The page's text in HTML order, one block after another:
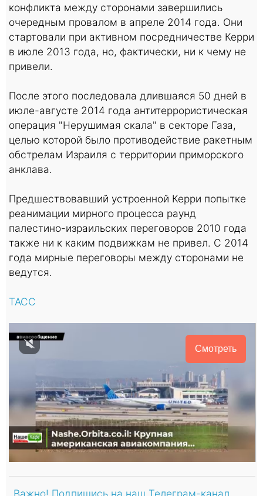
конфликта между сторонами завершились
очередным провалом в апреле 2014 года. Они
стартовали при активном посредничестве Керри
в июле 2013 года, но, фактически, ни к чему не
привели.
После этого последовала длившаяся 50 дней в
июле-августе 2014 года антитеррористическая
операция "Нерушимая скала" в секторе Газа,
целью которой было противодействие ракетным
обстрелам Израиля с территории приморского
анклава.
Предшествовавший устроенной Керри попытке
реанимации мирного процесса раунд
палестино-израильских переговоров 2010 года
также ни к каким подвижкам не привел. С 2014
года мирные переговоры между сторонами не
ведутся.
ТАСС
Смотреть
Важно! Подпишись на наш Телеграм-канал